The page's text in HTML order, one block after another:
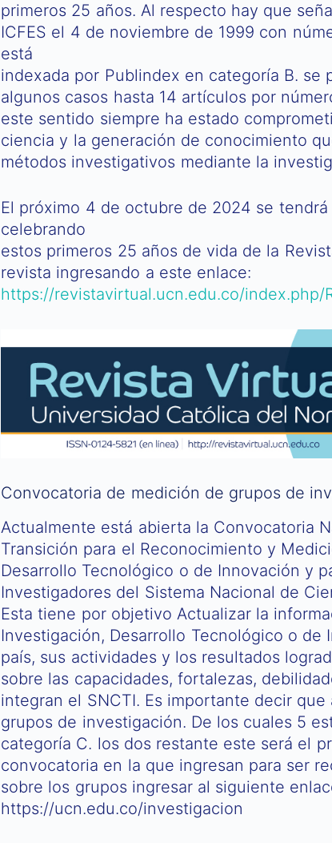
primeros 25 años. Al respecto hay que
ICFES el 4 de noviembre de 1999 con
está
indexada por Publindex en categoría B. se
algunos casos hasta 14 artículos por
este sentido siempre ha estado
ciencia y la generación de conocimiento
métodos investigativos mediante la
El próximo 4 de octubre de 2024 se
celebrando
estos primeros 25 años de vida de la
revista ingresando a este enlace:
https://revistavirtual.ucn.edu.co/index.php/
Convocatoria de medición de grupos de
Actualmente está abierta la Convocatoria
Transición para el Reconocimiento y
Desarrollo Tecnológico o de Innovación y
Investigadores del Sistema Nacional de
Esta tiene por objetivo Actualizar la
Investigación, Desarrollo Tecnológico o
país, sus actividades y los resultados
sobre las capacidades, fortalezas,
integran el SNCTI. Es importante decir
grupos de investigación. De los cuales 5
categoría C. los dos restante este será el
convocatoria en la que ingresan para ser
sobre los grupos ingresar al siguiente
https://ucn.edu.co/investigacion